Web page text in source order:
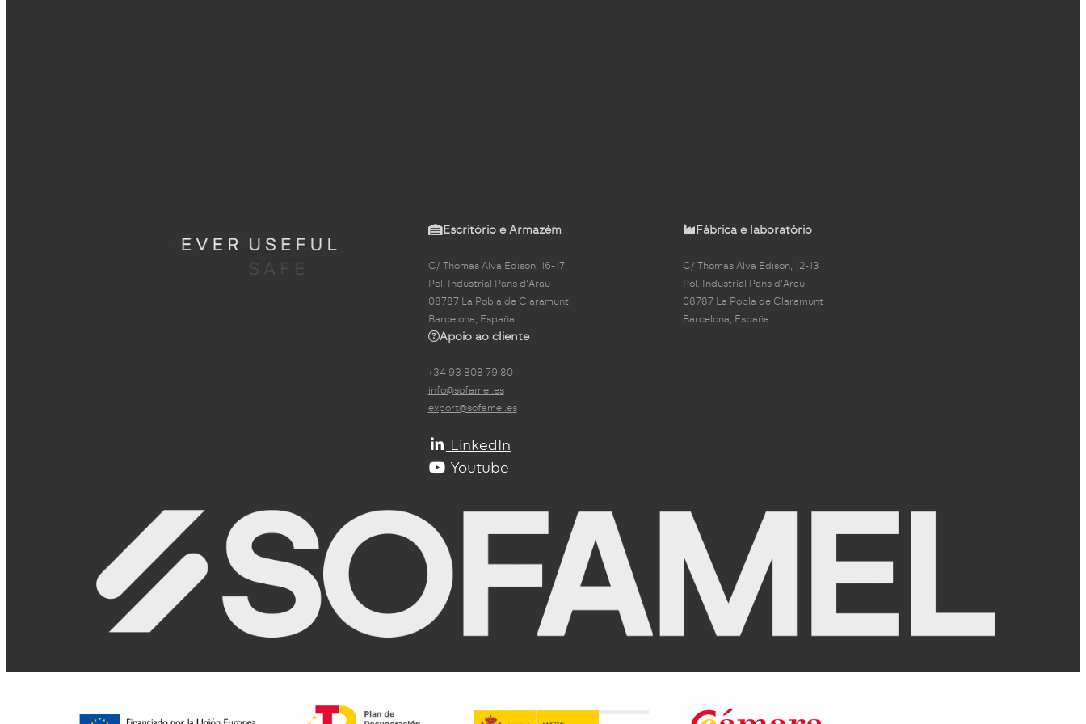
Escritório e Armazém
C/ Thomas Alva Edison, 16-17
Pol. Industrial Pans d'Arau
08787 La Pobla de Claramunt
Barcelona, España
Fábrica e laboratório
C/ Thomas Alva Edison, 12-13
Pol. Industrial Pans d'Arau
08787 La Pobla de Claramunt
Barcelona, España
Apoio ao cliente
+34 93 808 79 80
info@sofamel.es
export@sofamel.es
LinkedIn
Youtube